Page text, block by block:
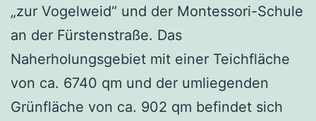
„zur Vogelweid“ und der Montessori-Schule
an der Fürstenstraße. Das
Naherholungsgebiet mit einer Teichfläche
von ca. 6740 qm und der umliegenden
Grünfläche von ca. 902 qm befindet sich